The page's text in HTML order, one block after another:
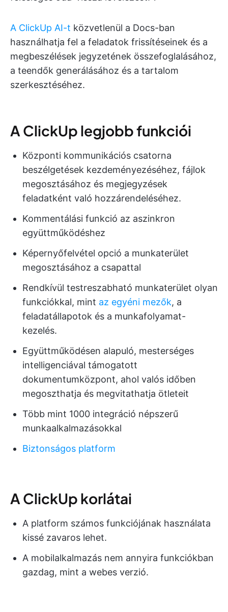
A ClickUp AI-t közvetlenül a Docs-ban
használhatja fel a feladatok frissítéseinek és a
megbeszélések jegyzetének összefoglalásához,
a teendők generálásához és a tartalom
szerkesztéséhez.
A ClickUp legjobb funkciói
Központi kommunikációs csatorna
beszélgetések kezdeményezéséhez, fájlok
megosztásához és megjegyzések
feladatként való hozzárendeléséhez.
Kommentálási funkció az aszinkron
együttműködéshez
Képernyőfelvétel opció a munkaterület
megosztásához a csapattal
Rendkívül testreszabható munkaterület olyan
funkciókkal, mint az egyéni mezők, a
feladatállapotok és a munkafolyamat-
kezelés.
Együttműködésen alapuló, mesterséges
intelligenciával támogatott
dokumentumközpont, ahol valós időben
megoszthatja és megvitathatja ötleteit
Több mint 1000 integráció népszerű
munkaalkalmazásokkal
Biztonságos platform
A ClickUp korlátai
A platform számos funkciójának használata
kissé zavaros lehet.
A mobilalkalmazás nem annyira funkciókban
gazdag, mint a webes verzió.